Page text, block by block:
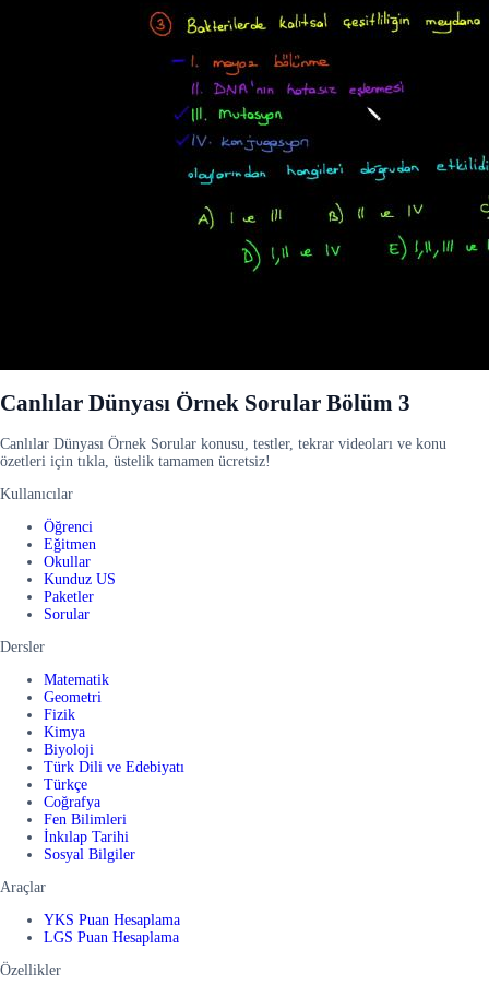
Canlılar Dünyası Örnek Sorular Bölüm 3
Canlılar Dünyası Örnek Sorular konusu, testler, tekrar videoları ve konu
özetleri için tıkla, üstelik tamamen ücretsiz!
Kullanıcılar
Öğrenci
Eğitmen
Okullar
Kunduz US
Paketler
Sorular
Dersler
Matematik
Geometri
Fizik
Kimya
Biyoloji
Türk Dili ve Edebiyatı
Türkçe
Coğrafya
Fen Bilimleri
İnkılap Tarihi
Sosyal Bilgiler
Araçlar
YKS Puan Hesaplama
LGS Puan Hesaplama
Özellikler